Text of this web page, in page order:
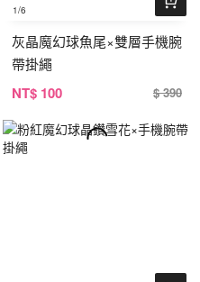
1/6
灰晶魔幻球魚尾×雙層手機腕
帶掛繩
NT$ 100 $ 390